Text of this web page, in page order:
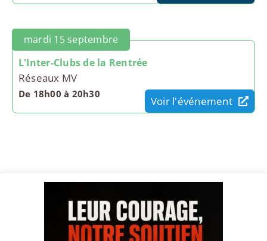
mardi 15 septembre
L'Inter-Clubs de la Rentrée
Réseaux MV
De 18h00 à 20h30
Voir l'événement